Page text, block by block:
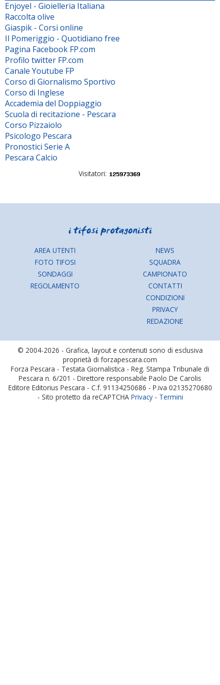
Enjoyel - Gioielleria Italiana
Raccolta olive
Giaspik - Corsi online
Il Pomeriggio - Quotidiano free
Pagina Facebook FP.com
Profilo twitter FP.com
Canale Youtube FP
Corso di Giornalismo Sportivo
Corso di Inglese
Accademia del Doppiaggio
Scuola di recitazione - Pescara
Corso Pizzaiolo
Psicologo Pescara
Pronostici Serie A
Pescara Calcio
Visitatori:
AREA UTENTI
FOTO TIFOSI
SONDAGGI
REGOLAMENTO
NEWS
SQUADRA
CAMPIONATO
CONTATTI
CONDIZIONI
PRIVACY
REDAZIONE
© 2004-2026 - Grafica, layout e contenuti sono di esclusiva
proprietà di forzapescara.com
Forza Pescara - Testata Giornalistica - Reg. Stampa Tribunale di
Pescara n. 6/201 - Direttore responsabile Paolo De Carolis
Editore Editorius Pescara - C.f. 91134250686 - P.iva 02135270680
- Sito protetto da reCAPTCHA Privacy- Termini